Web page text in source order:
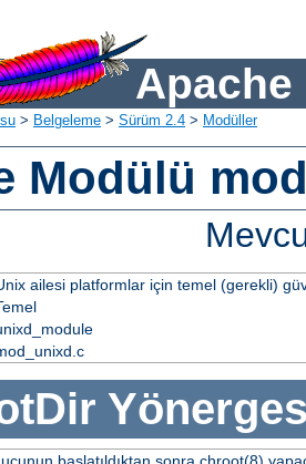
Apache
> Belgeleme > Sürüm 2.4 > Modüller
Modülü
ailesi platformlar için temel (gerekli)
başlatıldıktan sonra chroot(8)